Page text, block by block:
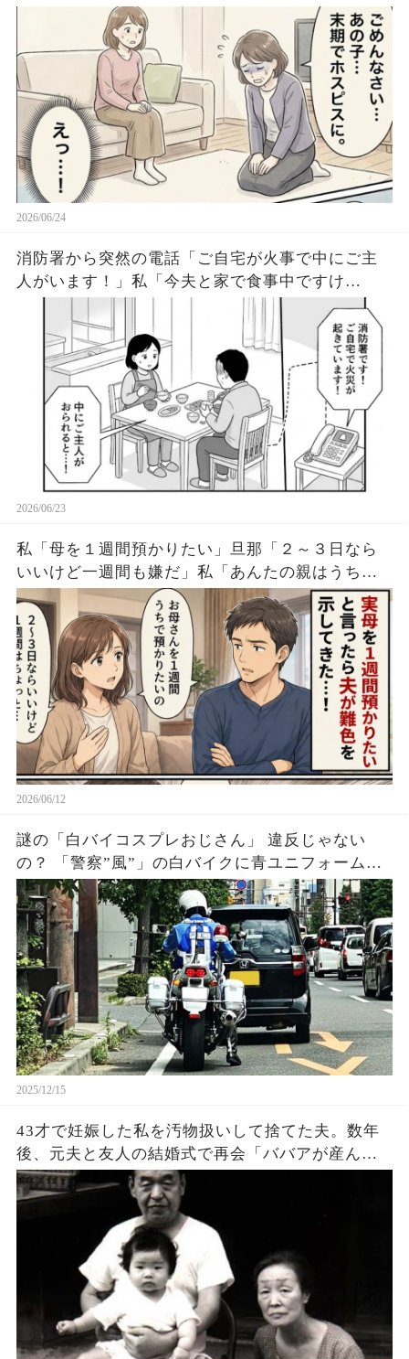
スにいます。」実は…
2026/06/24
消防署から突然の電話「ご自宅が火事で中にご主
人がいます！」私「今夫と家で食事中ですけ
ど？」→その瞬間、夫の顔色が真っ青になり…
2026/06/23
私「母を１週間預かりたい」旦那「２～３日なら
いいけど一週間も嫌だ」私「あんたの親はうちに
年２回半月滞在するのに嫌だってか？！」
2026/06/12
謎の「白バイコスプレおじさん」 違反じゃない
の？ 「警察”風”」の白バイクに青ユニフォームが
話題に… 法的にはどうなる？ 元警察官が解説
2025/12/15
43才で妊娠した私を汚物扱いして捨てた夫。数年
後、元夫と友人の結婚式で再会「ババアが産んだ
子は障害持ちだろw」→私「何にも知らないのね
w」→元夫に真実を伝えたらwww